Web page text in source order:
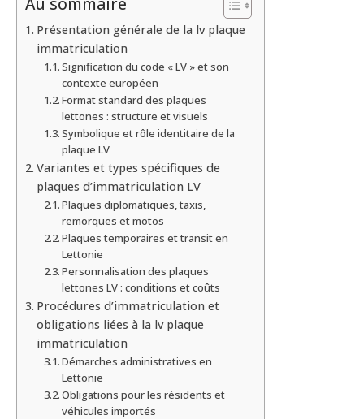
Présentation générale de la lv plaque
immatriculation
Signification du code « LV » et son
contexte européen
Format standard des plaques
lettones : structure et visuels
Symbolique et rôle identitaire de la
plaque LV
Variantes et types spécifiques de
plaques d’immatriculation LV
Plaques diplomatiques, taxis,
remorques et motos
Plaques temporaires et transit en
Lettonie
Personnalisation des plaques
lettones LV : conditions et coûts
Procédures d’immatriculation et
obligations liées à la lv plaque
immatriculation
Démarches administratives en
Lettonie
Obligations pour les résidents et
véhicules importés